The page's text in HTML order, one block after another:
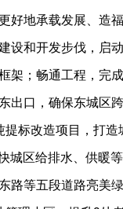
好地承载发展、造
设和开发步伐，启
架；畅通工程，完
出口，确保东城区
标改造项目，打
城区给排水、供暖
路等五段道路亮美